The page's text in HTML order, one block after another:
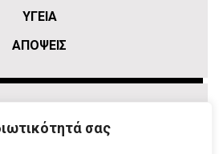
σας
ΥΓΕΙΑ
ΑΠΟΨΕΙΣ